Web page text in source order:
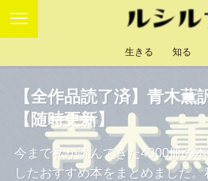
生きる 知る
【全作品読了済】青木
【随時更新】
今まで私が読んできた4000冊の
したおすすめ本をまとめました